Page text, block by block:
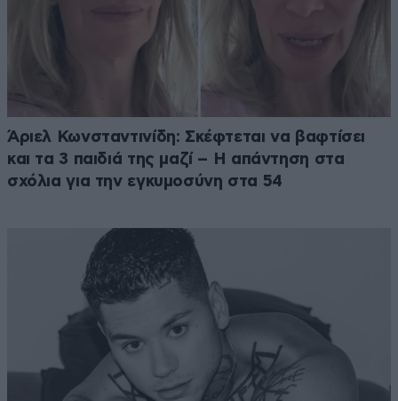
Άριελ Κωνσταντινίδη: Σκέφτεται να βαφτίσει
και τα 3 παιδιά της μαζί – Η απάντηση στα
σχόλια για την εγκυμοσύνη στα 54